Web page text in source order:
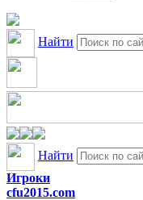
Найти
Найти
Игроки
cfu2015.com